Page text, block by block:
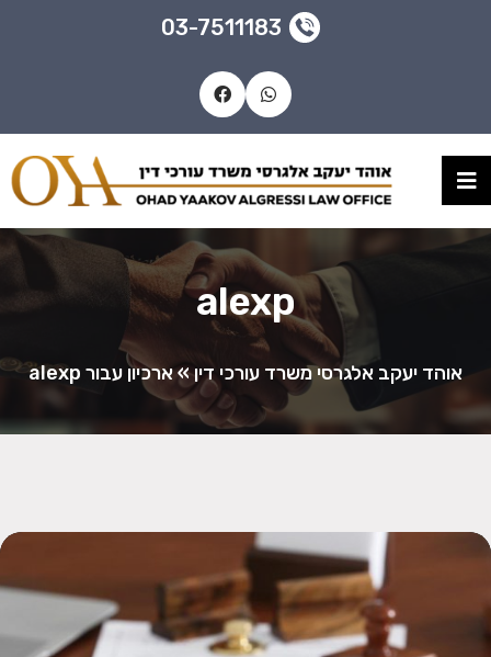
03-7511183
alexp
אוהד יעקב אלגרסי משרד עורכי דין»ארכיון עבור alexp